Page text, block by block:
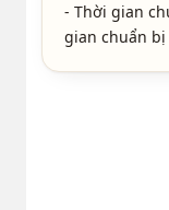
- Thời gian
gian chuẩn